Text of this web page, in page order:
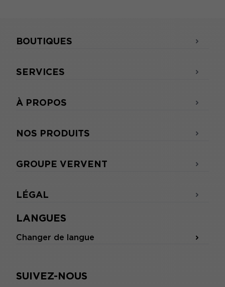
LANGUES
Changer de langue
SUIVEZ-NOUS
BOUTIQUES
SERVICES
À PROPOS
NOS PRODUITS
GROUPE VERVENT
LÉGAL